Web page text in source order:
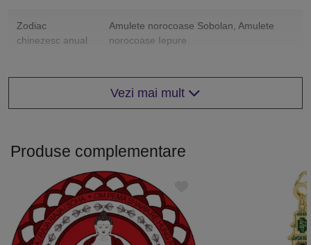
Zodiac
chinezesc anual
Amulete norocoase Sobolan, Amulete
norocoase Iepure
Vezi mai mult
Produse complementare